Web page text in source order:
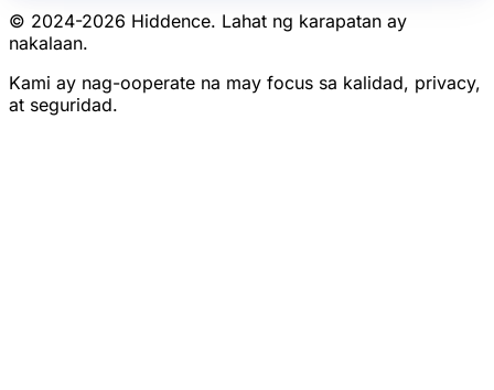
© 2024-2026 Hiddence. Lahat ng karapatan ay
nakalaan.
Kami ay nag-ooperate na may focus sa kalidad, privacy,
at seguridad.